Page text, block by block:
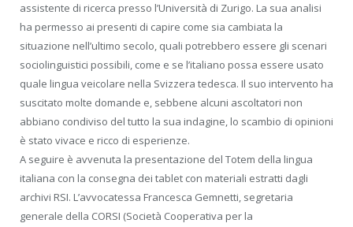
assistente di ricerca presso l’Università di Zurigo. La sua analisi
ha permesso ai presenti di capire come sia cambiata la
situazione nell’ultimo secolo, quali potrebbero essere gli scenari
sociolinguistici possibili, come e se l’italiano possa essere usato
quale lingua veicolare nella Svizzera tedesca. Il suo intervento ha
suscitato molte domande e, sebbene alcuni ascoltatori non
abbiano condiviso del tutto la sua indagine, lo scambio di opinioni
è stato vivace e ricco di esperienze.
A seguire è avvenuta la presentazione del Totem della lingua
italiana con la consegna dei tablet con materiali estratti dagli
archivi RSI. L’avvocatessa Francesca Gemnetti, segretaria
generale della CORSI (Società Cooperativa per la